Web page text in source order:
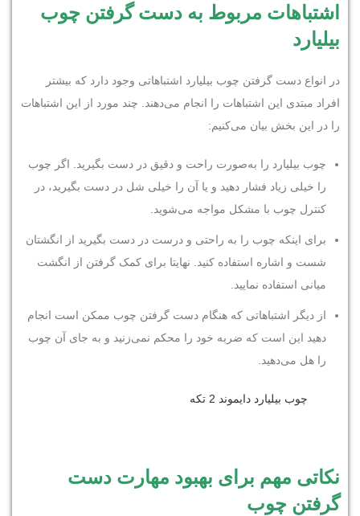
اشتباهات مربوط به دست گرفتن چوب
بیلیارد
در انواع دست گرفتن چوب بیلیارد اشتباهاتی وجود دارد که بیشتر
افراد مبتدی این اشتباهات را انجام می‌دهند. چند مورد از این اشتباهات
را در این بخش بیان می‌کنیم:
چوب بیلیارد را به‌صورت راحت و دقیق در دست بگیرید. اگر چوب
را خیلی زیاد فشار دهید و یا آن را خیلی شل در دست بگیرید، در
کنترل چوب با مشکل مواجه می‌شوید.
برای اینکه چوب را به راحتی و درست در دست بگیرید از انگشتان
شست و اشاره استفاده کنید. نهایتا برای کمک گرفتن از انگشت
میانی استفاده نمایید.
از دیگر اشتباهاتی که هنگام دست گرفتن چوب ممکن است انجام
دهید این است که ضربه خود را محکم نمی‌زنید و به جای آن چوب
را هل می‌دهید.
چوب بیلیارد دایموند 2 تکه
نکاتی مهم برای بهبود مهارت دست
گرفتن چوب